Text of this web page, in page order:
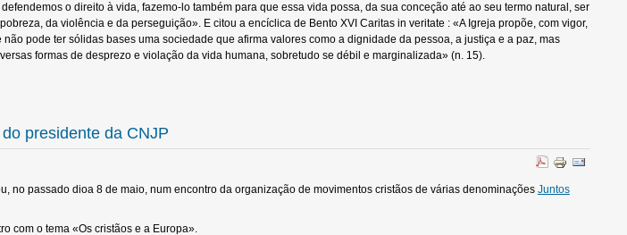
o direito à vida, fazemo-lo também para que essa vida possa, da sua conceção até ao seu termo natural, ser
da violência e da perseguição». E citou a encíclica de Bento XVI Caritas in veritate : «A Igreja propõe, com vigor,
pode ter sólidas bases uma sociedade que afirma valores como a dignidade da pessoa, a justiça e a paz, mas
formas de desprezo e violação da vida humana, sobretudo se débil e marginalizada» (n. 15).
presidente da CNJP
no passado dioa 8 de maio, num encontro da organização de movimentos cristãos de várias denominações Juntos
com o tema «Os cristãos e a Europa».